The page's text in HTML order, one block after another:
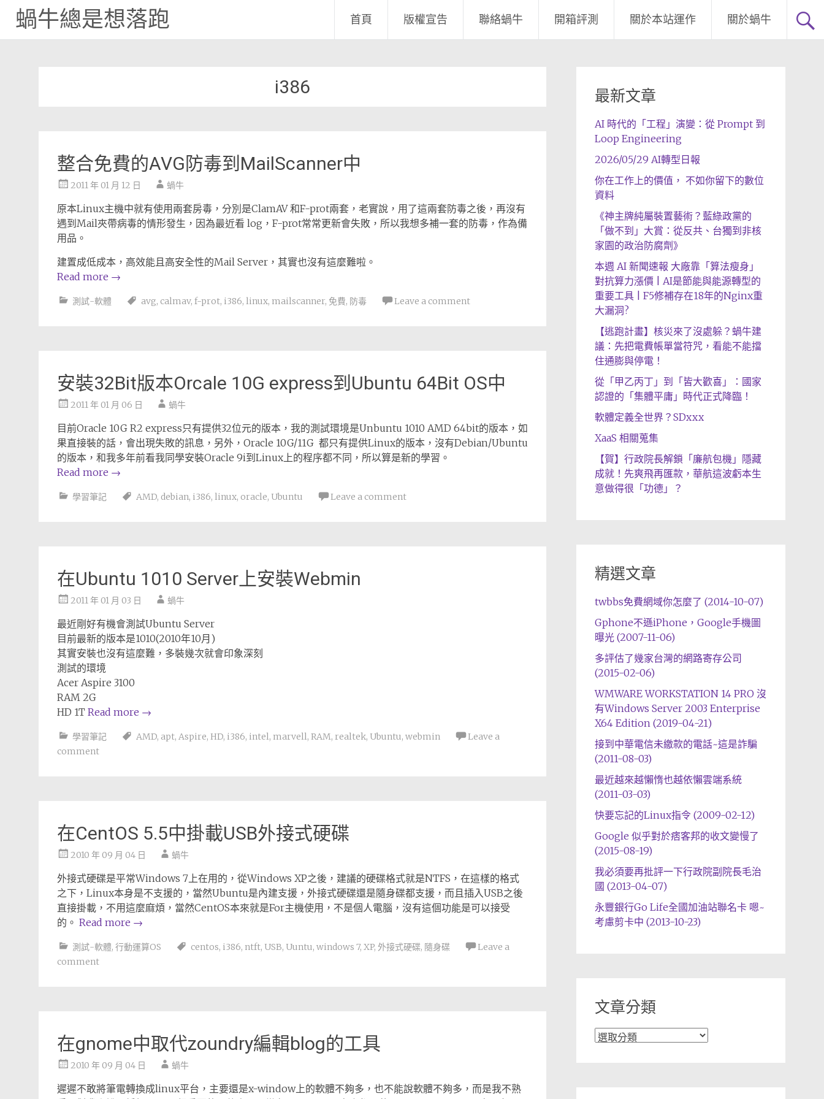
蝸牛總是想落跑 首頁 版權宣告 聯絡蝸牛 開箱評測 關於本站運作 關於蝸牛
i386
整合免費的AVG防毒到MailScanner中
2011 年 01 月 12 日 蝸牛
原本Linux主機中就有使用兩套房毒，分別是ClamAV 和F-prot兩套，老實說，用了這兩套防毒之後，再沒有
遇到Mail夾帶病毒的情形發生，因為最近看 log，F-prot常常更新會失敗，所以我想多補一套的防毒，作為備
用品。
建置成低成本，高效能且高安全性的Mail Server，其實也沒有這麼難啦。
Read more →
測試-軟體 avg, calmav, f-prot, i386, linux, mailscanner, 免費, 防毒 Leave a comment
安裝32Bit版本Orcale 10G express到Ubuntu 64Bit OS中
2011 年 01 月 06 日 蝸牛
目前Oracle 10G R2 express只有提供32位元的版本，我的測試環境是Unbuntu 1010 AMD 64bit的版本，如
果直接裝的話，會出現失敗的訊息，另外，Oracle 10G/11G 都只有提供Linux的版本，沒有Debian/Ubuntu
的版本，和我多年前看我同學安裝Oracle 9i到Linux上的程序都不同，所以算是新的學習。
Read more →
學習筆記 AMD, debian, i386, linux, oracle, Ubuntu Leave a comment
在Ubuntu 1010 Server上安裝Webmin
2011 年 01 月 03 日 蝸牛
最近剛好有機會測試Ubuntu Server
目前最新的版本是1010(2010年10月)
其實安裝也沒有這麼難，多裝幾次就會印象深刻
測試的環境
Acer Aspire 3100
RAM 2G
HD 1T Read more →
學習筆記 AMD, apt, Aspire, HD, i386, intel, marvell, RAM, realtek, Ubuntu, webmin
Leave a
comment
在CentOS 5.5中掛載USB外接式硬碟
2010 年 09 月 04 日 蝸牛
外接式硬碟是平常Windows 7上在用的，從Windows XP之後，建議的硬碟格式就是NTFS，在這樣的格式
之下，Linux本身是不支援的，當然Ubuntu是內建支援，外接式硬碟還是隨身碟都支援，而且插入USB之後
直接掛載，不用這麼麻煩，當然CentOS本來就是For主機使用，不是個人電腦，沒有這個功能是可以接受
的。 Read more →
測試-軟體, 行動運算OS centos, i386, ntft, USB, Uuntu, windows 7, XP, 外接式硬碟, 隨身碟
Leave a
comment
在gnome中取代zoundry編輯blog的工具
2010 年 09 月 04 日 蝸牛
遲遲不敢將筆電轉換成linux平台，主要還是x-window上的軟體不夠多，也不能說軟體不夠多，而是我不熟
最新文章
AI 時代的「工程」演變：從 Prompt 到
Loop Engineering
2026/05/29 AI轉型日報
你在工作上的價值， 不如你留下的數位
資料
《神主牌純屬裝置藝術？藍綠政黨的
「做不到」大賞：從反共、台獨到非核
家園的政治防腐劑》
本週 AI 新聞速報 大廠靠「算法瘦身」
對抗算力漲價 | AI是節能與能源轉型的
重要工具 | F5修補存在18年的Nginx重
大漏洞?
【逃跑計畫】核災來了沒處躲？蝸牛建
議：先把電費帳單當符咒，看能不能擋
住通膨與停電！
從「甲乙丙丁」到「皆大歡喜」：國家
認證的「集體平庸」時代正式降臨！
軟體定義全世界？SDxxx
XaaS 相關蒐集
【賀】行政院長解鎖「廉航包機」隱藏
成就！先爽飛再匯款，華航這波虧本生
意做得很「功德」？
精選文章
twbbs免費網域你怎麼了 (2014-10-07)
Gphone不遜iPhone，Google手機圖
曝光 (2007-11-06)
多評估了幾家台灣的網路寄存公司
(2015-02-06)
WMWARE WORKSTATION 14 PRO 沒
有Windows Server 2003 Enterprise
X64 Edition (2019-04-21)
接到中華電信未繳款的電話~這是詐騙
(2011-08-03)
最近越來越懶惰也越依懶雲端系統
(2011-03-03)
快要忘記的Linux指令 (2009-02-12)
Google 似乎對於痞客邦的收文變慢了
(2015-08-19)
我必須要再批評一下行政院副院長毛治
國 (2013-04-07)
永豐銀行Go Life全國加油站聯名卡 嗯~
考慮剪卡中 (2013-10-23)
文章分類
文